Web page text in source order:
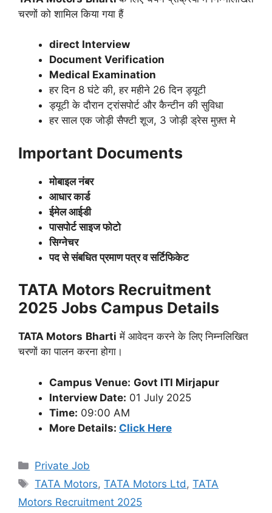
चरणों को शामिल किया गया हैं
direct Interview
Document Verification
Medical Examination
हर दिन 8 घंटे की, हर महीने 26 दिन ड्यूटी
ड्यूटी के दौरान ट्रांसपोर्ट और कैन्टीन की सुविधा
हर साल एक जोड़ी सैफ्टी शूज, 3 जोड़ी ड्रेस मुफ़्त मे
Important Documents
मोबाइल नंबर
आधार कार्ड
ईमेल आईडी
पासपोर्ट साइज फोटो
सिग्नेचर
पद से संबधित प्रमाण पत्र व सर्टिफिकेट
TATA Motors Recruitment
2025 Jobs Campus Details
TATA Motors Bharti में आवेदन करने के लिए निम्नलिखित
चरणों का पालन करना होगा।
Campus Venue: Govt ITI Mirjapur
Interview Date: 01 July 2025
Time: 09:00 AM
More Details: Click Here
Categories
Private Job
Tags
TATA Motors,TATA Motors Ltd ,TATA
Motors Recruitment 2025